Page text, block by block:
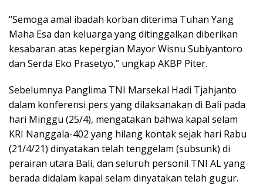
“Semoga amal ibadah korban diterima Tuhan Yang
Maha Esa dan keluarga yang ditinggalkan diberikan
kesabaran atas kepergian Mayor Wisnu Subiyantoro
dan Serda Eko Prasetyo,” ungkap AKBP Piter.
Sebelumnya Panglima TNI Marsekal Hadi Tjahjanto
dalam konferensi pers yang dilaksanakan di Bali pada
hari Minggu (25/4), mengatakan bahwa kapal selam
KRI Nanggala-402 yang hilang kontak sejak hari Rabu
(21/4/21) dinyatakan telah tenggelam (subsunk) di
perairan utara Bali, dan seluruh personil TNI AL yang
berada didalam kapal selam dinyatakan telah gugur.